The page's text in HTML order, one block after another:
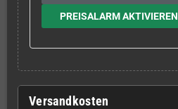
PREISALARM AKTIVIEREN
Versandkosten